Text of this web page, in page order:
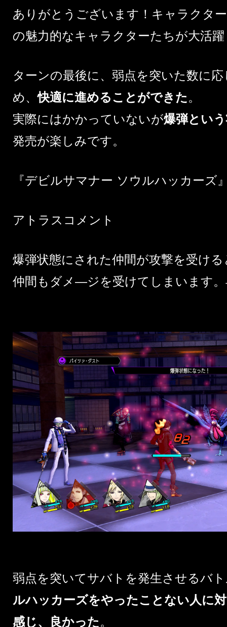
ありがとうございます！キャラクタ
の魅力的なキャラクターたちが大活
ターンの最後に、弱点を突いた数に
め、快適に進めることができた。
実際にはかかっていないが爆弾とい
発売が楽しみです。
『デビルサマナー ソウルハッカーズ
アトラスコメント
爆弾状態にされた仲間が攻撃を受け
仲間もダメ―ジを受けてしまいます
弱点を突いてサバトを発生させるバ
ルハッカーズをやったことない人に
感じ、良かった。